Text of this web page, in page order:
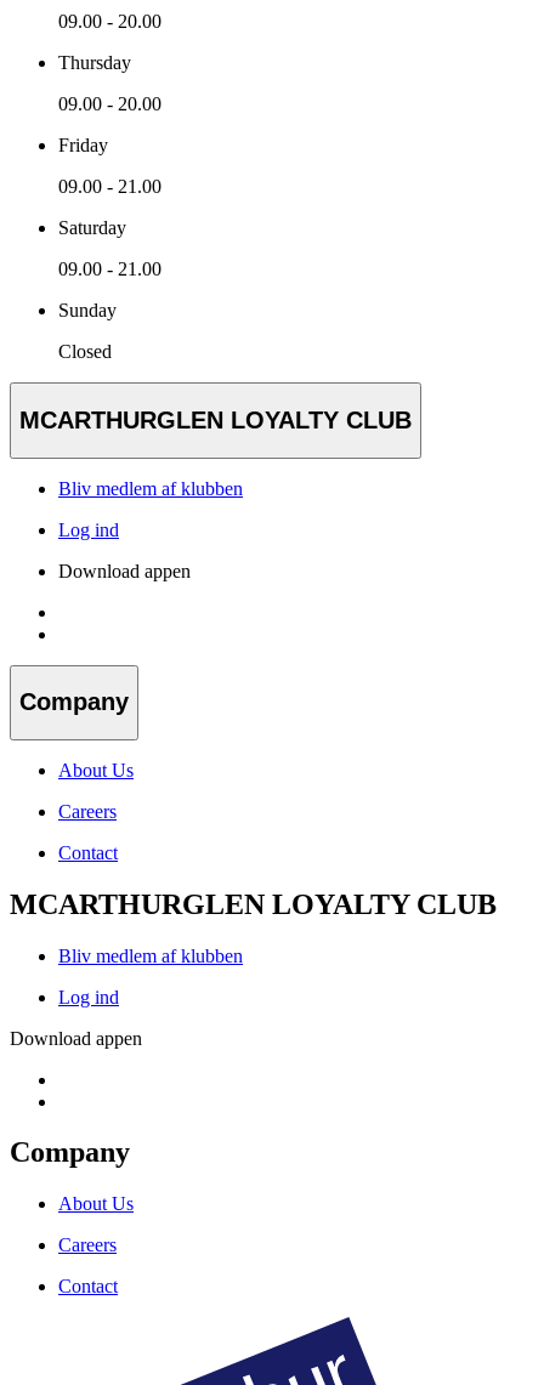
09.00 - 20.00
Thursday
09.00 - 20.00
Friday
09.00 - 21.00
Saturday
09.00 - 21.00
Sunday
Closed
MCARTHURGLEN LOYALTY CLUB
Bliv medlem af klubben
Log ind
Download appen
Company
About Us
Careers
Contact
MCARTHURGLEN LOYALTY CLUB
Bliv medlem af klubben
Log ind
Download appen
Company
About Us
Careers
Contact